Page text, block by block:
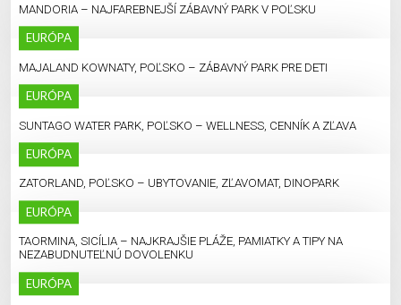
MANDORIA – NAJFAREBNEJŠÍ ZÁBAVNÝ PARK V POĽSKU
EURÓPA
MAJALAND KOWNATY, POĽSKO – ZÁBAVNÝ PARK PRE DETI
EURÓPA
SUNTAGO WATER PARK, POĽSKO – WELLNESS, CENNÍK A ZĽAVA
EURÓPA
ZATORLAND, POĽSKO – UBYTOVANIE, ZĽAVOMAT, DINOPARK
EURÓPA
TAORMINA, SICÍLIA – NAJKRAJŠIE PLÁŽE, PAMIATKY A TIPY NA
NEZABUDNUTEĽNÚ DOVOLENKU
EURÓPA